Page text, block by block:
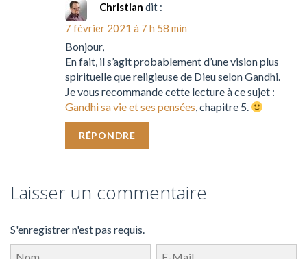
Christian dit :
7 février 2021 à 7 h 58 min
Bonjour,
En fait, il s’agit probablement d’une vision plus
spirituelle que religieuse de Dieu selon Gandhi.
Je vous recommande cette lecture à ce sujet :
Gandhi sa vie et ses pensées, chapitre 5.
RÉPONDRE
Laisser un commentaire
S'enregistrer n'est pas requis.